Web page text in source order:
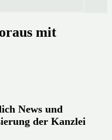
mit
News und
der Kanzlei